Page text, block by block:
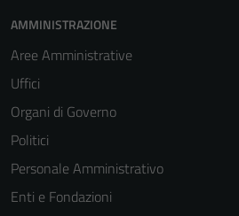
AMMINISTRAZIONE
Aree Amministrative
Uffici
Organi di Governo
Politici
Personale Amministrativo
Enti e Fondazioni